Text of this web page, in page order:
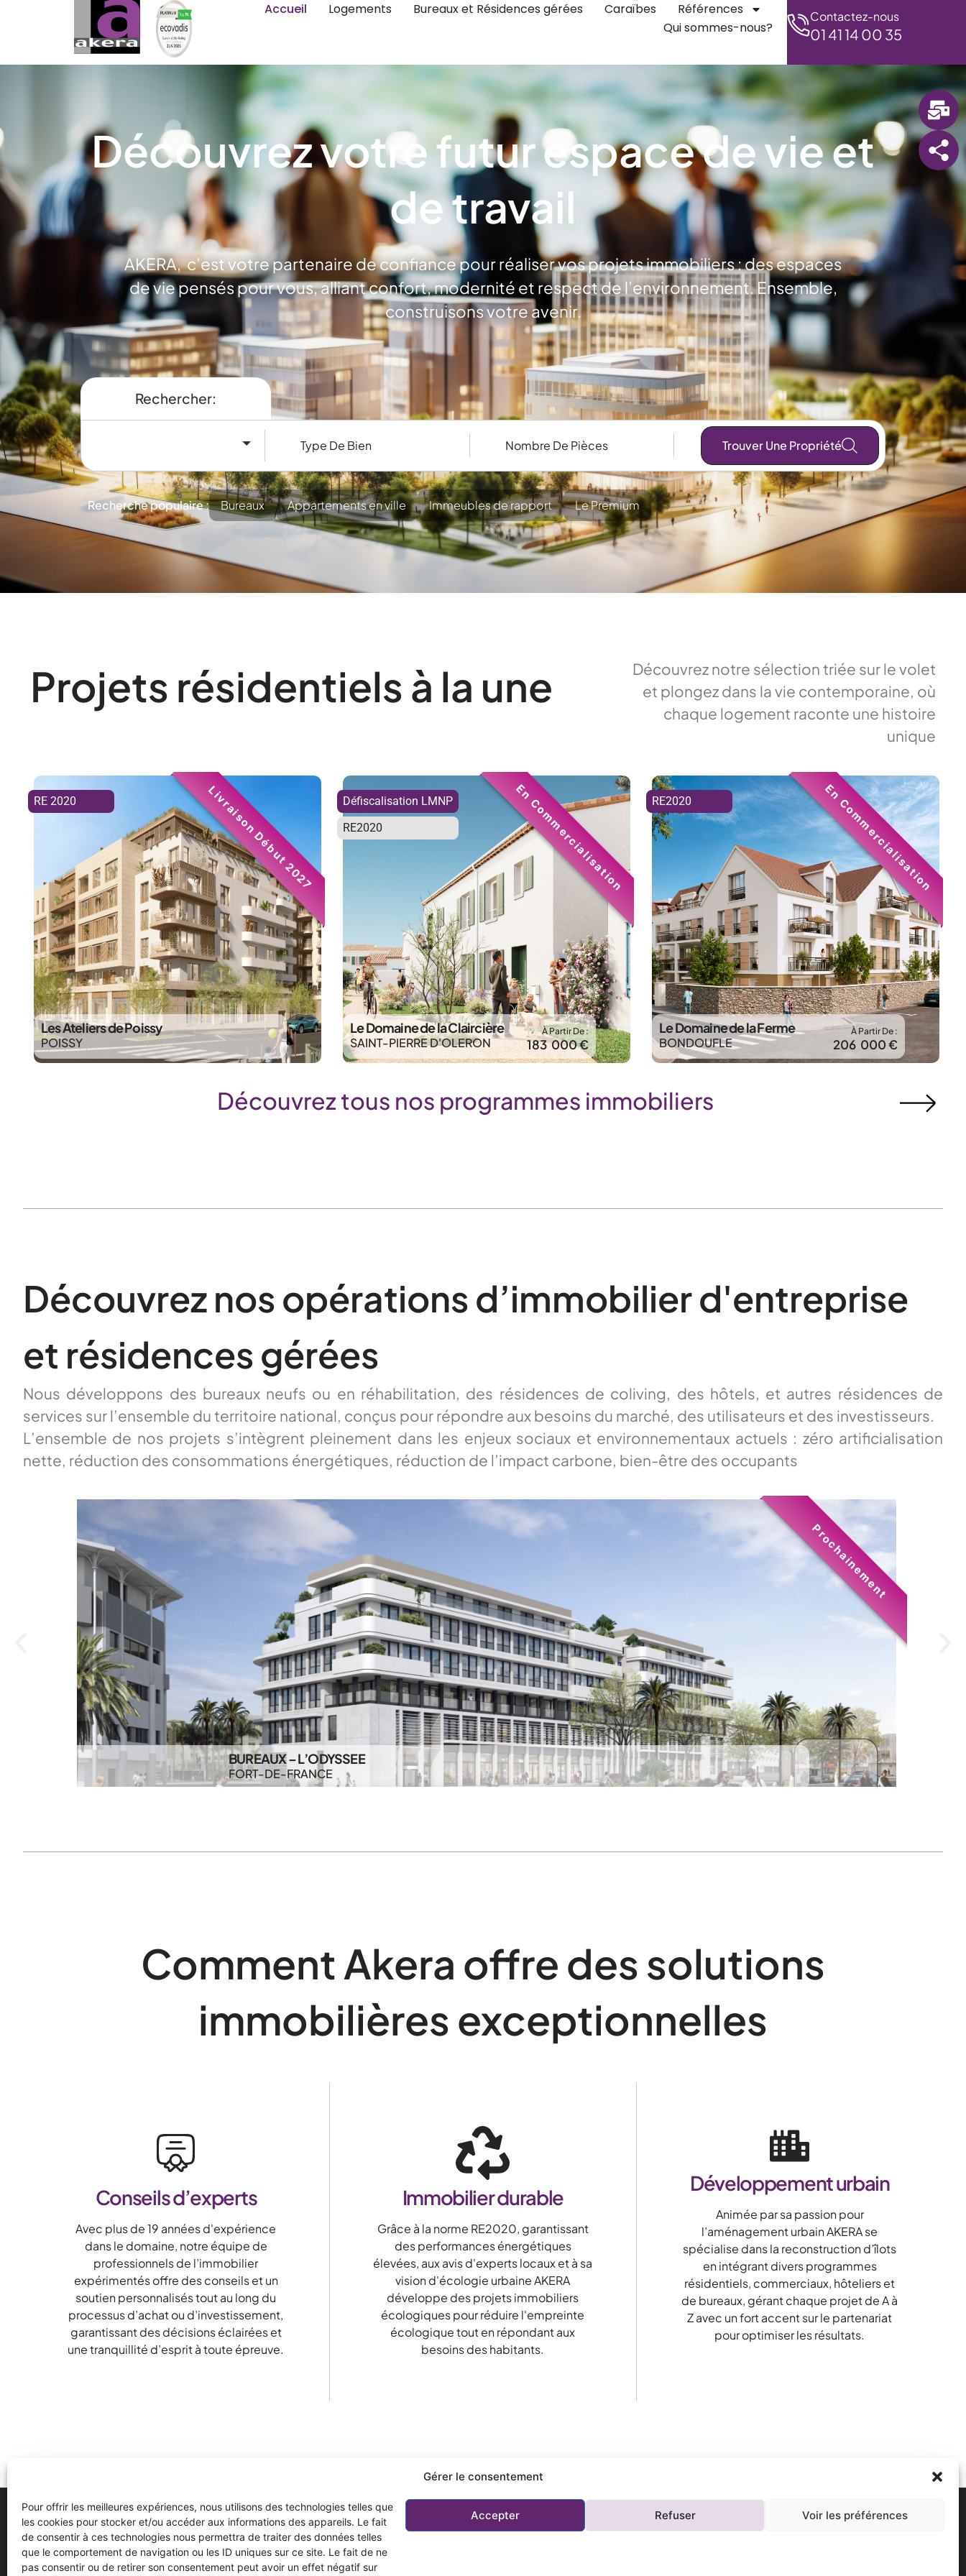
Gérer le consentement
Pour offrir les meilleures expériences, nous utilisons des technologies telles que
les cookies pour stocker et/ou accéder aux informations des appareils. Le fait
de consentir à ces technologies nous permettra de traiter des données telles
que le comportement de navigation ou les ID uniques sur ce site. Le fait de ne
pas consentir ou de retirer son consentement peut avoir un effet négatif sur
Accepter Refuser Voir les préférences
Accueil Logements Bureaux et Résidences gérées Caraïbes
Références
Qui sommes-nous?
Contactez-nous
01 41 14 00 35
Découvrez votre futur espace de vie et
de travail
AKERA, c’est votre partenaire de confiance pour réaliser vos projets immobiliers : des espaces
de vie pensés pour vous, alliant confort, modernité et respect de l’environnement. Ensemble,
construisons votre avenir.
Rechercher:
Trouver Une Propriété
Recherche populaire : Bureaux Appartements en ville Immeubles de rapport Le Premium
Découvrez notre sélection triée sur le volet
et plongez dans la vie contemporaine, où
chaque logement raconte une histoire
unique
Projets résidentiels à la une
RE 2020 Livraison Début 2027
Les Ateliers de Poissy
POISSY
Défiscalisation LMNP
RE2020
En Commercialisation
Le Domaine de la Claircière
SAINT-PIERRE D'OLERON
À Partir De :
183 000 €
RE2020 En Commercialisation
Le Domaine de la Ferme
BONDOUFLE
À Partir De :
206 000 €
Découvrez tous nos programmes immobiliers
Découvrez nos opérations d’immobilier d'entreprise
et résidences gérées
Nous développons des bureaux neufs ou en réhabilitation, des résidences de coliving, des hôtels, et autres résidences de
services sur l’ensemble du territoire national, conçus pour répondre aux besoins du marché, des utilisateurs et des investisseurs.
L’ensemble de nos projets s’intègrent pleinement dans les enjeux sociaux et environnementaux actuels : zéro artificialisation
nette, réduction des consommations énergétiques, réduction de l’impact carbone, bien-être des occupants
Prochainement
BUREAUX – L’ODYSSEE
FORT-DE-FRANCE
Comment Akera offre des solutions
immobilières exceptionnelles
Conseils d’experts
Avec plus de 19 années d'expérience
dans le domaine, notre équipe de
professionnels de l’immobilier
expérimentés offre des conseils et un
soutien personnalisés tout au long du
processus d’achat ou d’investissement,
garantissant des décisions éclairées et
une tranquillité d’esprit à toute épreuve.
Immobilier durable
Grâce à la norme RE2020, garantissant
des performances énergétiques
élevées, aux avis d'experts locaux et à sa
vision d'écologie urbaine AKERA
développe des projets immobiliers
écologiques pour réduire l'empreinte
écologique tout en répondant aux
besoins des habitants.
Développement urbain
Animée par sa passion pour
l’aménagement urbain AKERA se
spécialise dans la reconstruction d’îlots
en intégrant divers programmes
résidentiels, commerciaux, hôteliers et
de bureaux, gérant chaque projet de A à
Z avec un fort accent sur le partenariat
pour optimiser les résultats.
Akera Développement
Menu
Découvrez Akera
Trouvez votre
hébergement
Recherche par thème
Résidences
Informations générales